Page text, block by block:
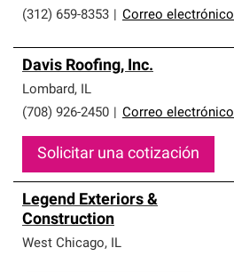
(312) 659-8353 Correo electrónico
Davis Roofing, Inc.
Lombard, IL
(708) 926-2450
Correo electrónico
Solicitar una cotización
Legend Exteriors &
Construction
West Chicago, IL